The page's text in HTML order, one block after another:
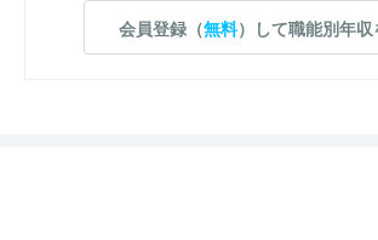
会員登録（無料）して職能別年収